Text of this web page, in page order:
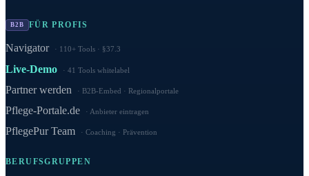
B2B FÜR PROFIS
Navigator 110+ Tools · §37.3
Live-Demo 41 Tools whitelabel
Partner werden B2B-Embed · Regionalportale
Pflege-Portale.de Anbieter eintragen
PflegePur Team Coaching · Prävention
BERUFSGRUPPEN